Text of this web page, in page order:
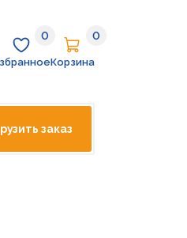
Избранное
0 Корзина
0
Корзина
заказ